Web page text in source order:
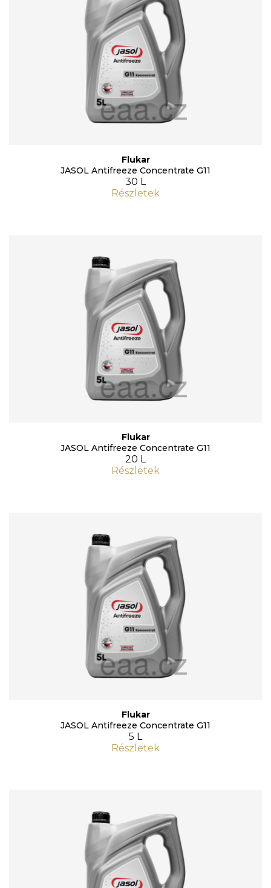
Flukar
JASOL Antifreeze Concentrate G11
30 L
Részletek
Flukar
JASOL Antifreeze Concentrate G11
20 L
Részletek
Flukar
JASOL Antifreeze Concentrate G11
5 L
Részletek